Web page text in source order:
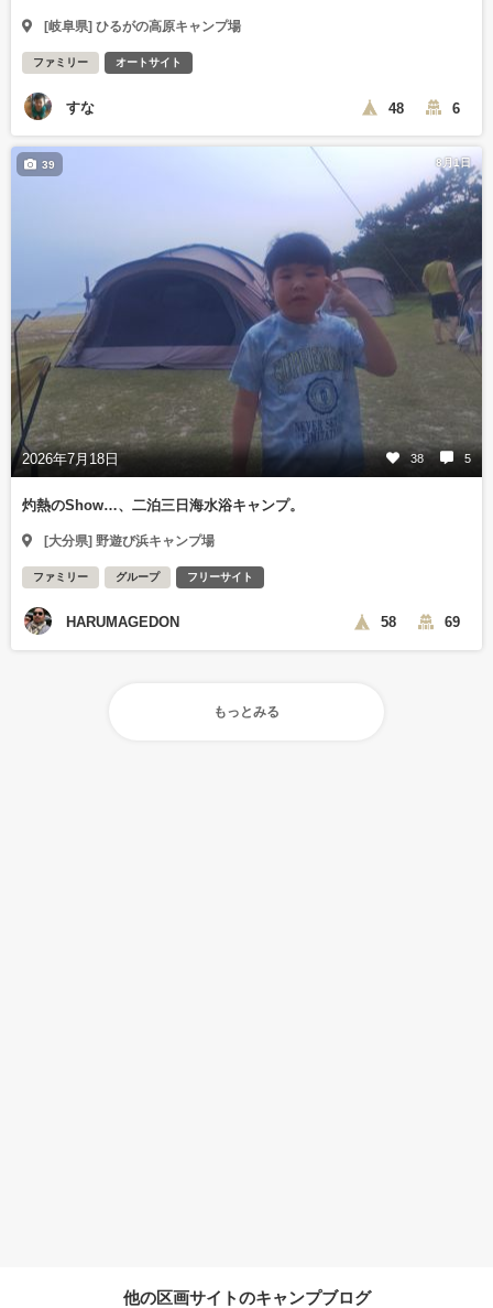
[岐阜県] ひるがの高原キャンプ場
ファミリー オートサイト
すな 48 6
8月1日
2026年7月18日 38 5
39
灼熱のShow…、二泊三日海水浴キャンプ。
[大分県] 野遊び浜キャンプ場
ファミリー グループ フリーサイト
HARUMAGEDON 58 69
もっとみる
他の区画サイトのキャンプブログ